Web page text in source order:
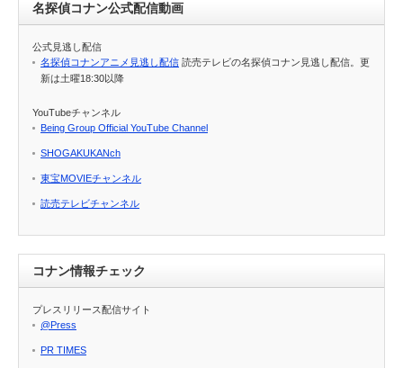
名探偵コナン公式配信動画
公式見逃し配信
名探偵コナンアニメ見逃し配信 読売テレビの名探偵コナン見逃し配信。更
新は土曜18:30以降
YouTubeチャンネル
Being Group Official YouTube Channel
SHOGAKUKANch
東宝MOVIEチャンネル
読売テレビチャンネル
コナン情報チェック
プレスリリース配信サイト
@Press
PR TIMES